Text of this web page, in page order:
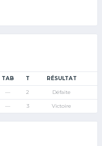
TAB T RÉSULTAT
— 2 Défaite
— 3 Victoire